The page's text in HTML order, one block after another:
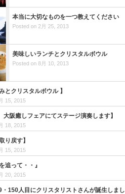
本当に大切なものを一つ教えてください
Posted on 2月 25, 2013
美味しいランチとクリスタルボウル
Posted on 8月 10, 2013
とクリスタルボウル 】
15, 2015
大阪癒しフェアにてステージ演奏します】
18, 2015
り戻す】
15, 2015
追って・・』
20, 2015
・150人目にクリスタリストさんが誕生しまし